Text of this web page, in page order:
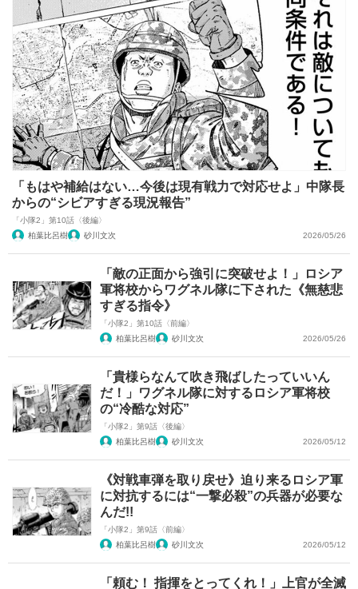
「もはや補給はない…今後は現有戦力で対応せよ」中隊長
からの“シビアすぎる現況報告”
「小隊2」第10話〈後編〉
柏葉比呂樹
砂川文次 2026/05/26
「敵の正面から強引に突破せよ！」ロシア
軍将校からワグネル隊に下された《無慈悲
すぎる指令》
「小隊2」第10話〈前編〉
柏葉比呂樹
砂川文次 2026/05/26
「貴様らなんて吹き飛ばしたっていいん
だ！」ワグネル隊に対するロシア軍将校
の“冷酷な対応”
「小隊2」第9話〈後編〉
柏葉比呂樹
砂川文次 2026/05/12
《対戦車弾を取り戻せ》迫り来るロシア軍
に対抗するには“一撃必殺”の兵器が必要な
んだ!!
「小隊2」第9話〈前編〉
柏葉比呂樹
砂川文次 2026/05/12
「頼む！ 指揮をとってくれ！」上官が全滅